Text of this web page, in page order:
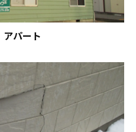
パート